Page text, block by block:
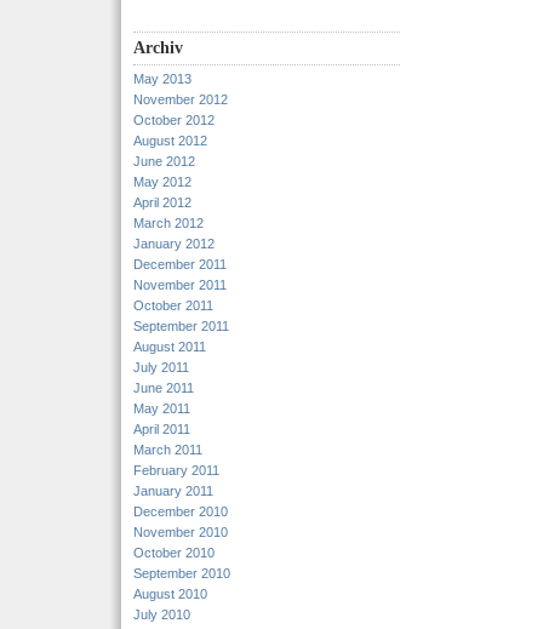
Archiv
May 2013
November 2012
October 2012
August 2012
June 2012
May 2012
April 2012
March 2012
January 2012
December 2011
November 2011
October 2011
September 2011
August 2011
July 2011
June 2011
May 2011
April 2011
March 2011
February 2011
January 2011
December 2010
November 2010
October 2010
September 2010
August 2010
July 2010